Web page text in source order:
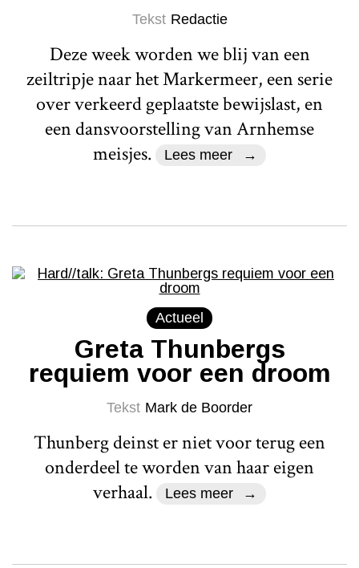
Tekst Redactie
Deze week worden we blij van een
zeiltripje naar het Markermeer, een serie
over verkeerd geplaatste bewijslast, en
een dansvoorstelling van Arnhemse
meisjes.
Lees meer
Actueel
Greta Thunbergs
requiem voor een droom
Tekst Mark de Boorder
Thunberg deinst er niet voor terug een
onderdeel te worden van haar eigen
verhaal.
Lees meer